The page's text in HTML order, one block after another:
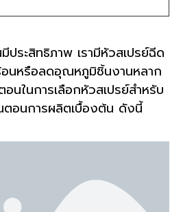
ประสิทธิภาพ เรามีหัวสเปรย์ฉีด
อนหรือลดอุณหภูมิชิ้นงานหลาก
นในการเลือกหัวสเปรย์สำหรับ
อนการผลิตเบื้องต้น ดังนี้